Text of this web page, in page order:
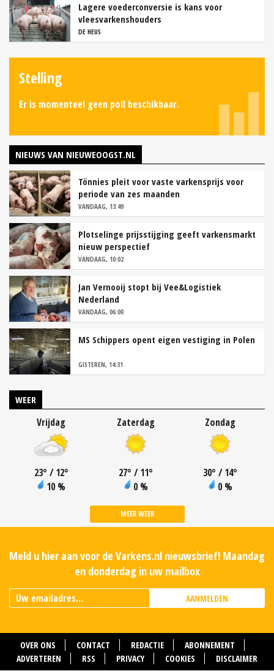
Lagere voederconversie is kans voor
vleesvarkenshouders
DE HEUS
Stelling
Er is momenteel geen poll beschikbaar.
NIEUWS VAN NIEUWEOOGST.NL
Tönnies pleit voor vaste varkensprijs voor
periode van zes maanden
VANDAAG, 13:49
Plotselinge prijsstijging geeft varkensmarkt
nieuw perspectief
VANDAAG, 10:02
Jan Vernooij stopt bij Vee&Logistiek
Nederland
VANDAAG, 06:00
MS Schippers opent eigen vestiging in Polen
GISTEREN, 14:31
WEER
Vrijdag
23° / 12°
10 %
Zaterdag
27° / 11°
0 %
Zondag
30° / 14°
0 %
MEER WEER
Meld u hier aan voor de Varkens.nl nieuwsbrief! Maandag
en donderdag in uw mailbox
AANMELDEN
OVER ONS CONTACT REDACTIE
ABONNEMENT
ADVERTEREN
RSS PRIVACY COOKIES DISCLAIMER